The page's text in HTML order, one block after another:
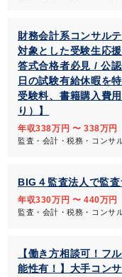
財務会計系コンサル
対象とした受験生応
答式合格者必見 / 公
日の試験有給休暇を
受験料、書籍購入費
り）】
年収338万円 〜 338万円
監査・会計・税務・コンサ
BIG４監査法人で監
年収330万円 〜 440万円
監査・会計・税務・コンサ
【働き方相談可！フ
能性有！】大手コン